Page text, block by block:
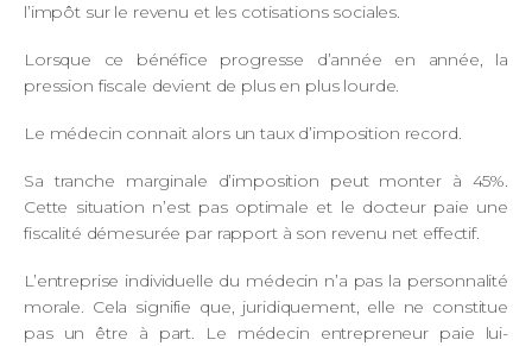
l’impôt sur le revenu et les cotisations sociales.
Lorsque ce bénéfice progresse d’année en année, la
pression fiscale devient de plus en plus lourde.
Le médecin connait alors un taux d’imposition record.
Sa tranche marginale d’imposition peut monter à 45%.
Cette situation n’est pas optimale et le docteur paie une
fiscalité démesurée par rapport à son revenu net effectif.
L’entreprise individuelle du médecin n’a pas la personnalité
morale. Cela signifie que, juridiquement, elle ne constitue
pas un être à part. Le médecin entrepreneur paie lui-